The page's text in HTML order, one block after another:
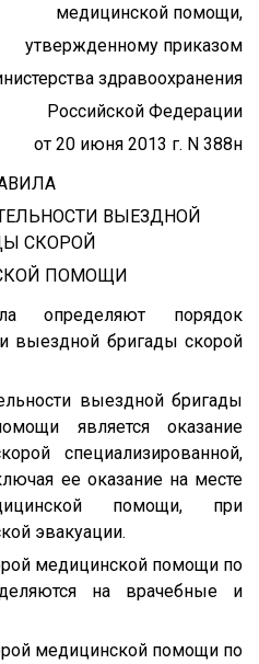
медицинской помощи,
утвержденному приказом
здравоохранения
Российской Федерации
от 20 июня 2013 г. N 388н
ВЫЕЗДНОЙ
СКОРОЙ
ПОМОЩИ
определяют порядок
выездной бригады скорой
выездной бригады
является оказание
специализированной,
ее оказание на месте
помощи, при
эвакуации.
медицинской помощи по
на врачебные и
медицинской помощи по